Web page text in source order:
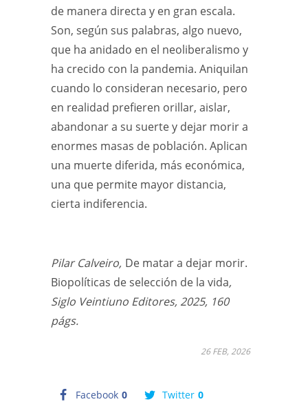
de manera directa y en gran escala.
Son, según sus palabras, algo nuevo,
que ha anidado en el neoliberalismo y
ha crecido con la pandemia. Aniquilan
cuando lo consideran necesario, pero
en realidad prefieren orillar, aislar,
abandonar a su suerte y dejar morir a
enormes masas de población. Aplican
una muerte diferida, más económica,
una que permite mayor distancia,
cierta indiferencia.
Pilar Calveiro, De matar a dejar morir.
Biopolíticas de selección de la vida,
Siglo Veintiuno Editores, 2025, 160
págs.
Facebook 0 Twitter 0
26 FEB, 2026